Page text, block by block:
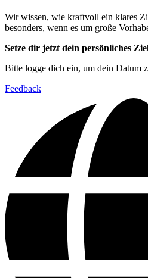
Wir wissen, wie kraftvoll ein klares
besonders, wenn es um große
Setze dir jetzt dein persönliches
Bitte logge dich ein, um dein Datum
Feedback